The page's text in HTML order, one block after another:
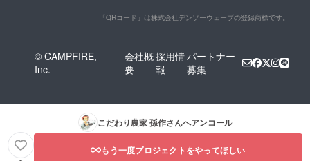
「QRコード」は株式会社デンソーウェーブの登録商標です。
© CAMPFIRE,
Inc.
会社概
要
採用情
報
パートナー
募集
こだわり農家 孫作さんへアンコール
もう一度プロジェクトをやってほしい